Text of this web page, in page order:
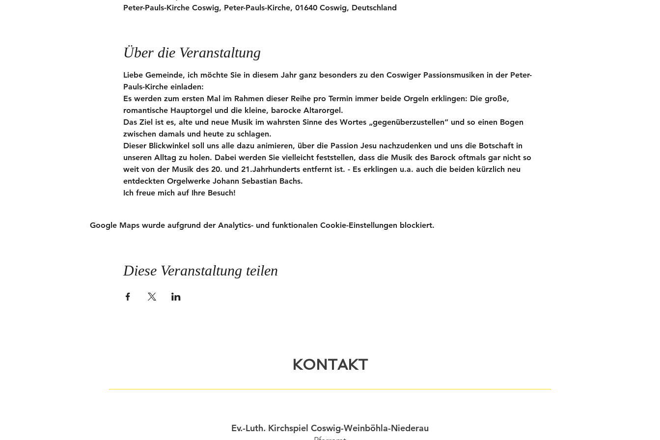
Peter-Pauls-Kirche Coswig, Peter-Pauls-Kirche, 01640 Coswig, Deutschland
Über die Veranstaltung
Liebe Gemeinde, ich möchte Sie in diesem Jahr ganz besonders zu den Coswiger Passionsmusiken in der Peter-
Pauls-Kirche einladen:
Es werden zum ersten Mal im Rahmen dieser Reihe pro Termin immer beide Orgeln erklingen: Die große,
romantische Hauptorgel und die kleine, barocke Altarorgel.
Das Ziel ist es, alte und neue Musik im wahrsten Sinne des Wortes „gegenüberzustellen“ und so einen Bogen
zwischen damals und heute zu schlagen.
Dieser Blickwinkel soll uns alle dazu animieren, über die Passion Jesu nachzudenken und uns die Botschaft in
unseren Alltag zu holen. Dabei werden Sie vielleicht feststellen, dass die Musik des Barock oftmals gar nicht so
weit von der Musik des 20. und 21.Jahrhunderts entfernt ist. - Es erklingen u.a. auch die beiden kürzlich neu
entdeckten Orgelwerke Johann Sebastian Bachs.
Ich freue mich auf Ihre Besuch!
Google Maps wurde aufgrund der Analytics- und funktionalen Cookie-Einstellungen blockiert.
Diese Veranstaltung teilen
KONTAKT
Ev.-Luth. Kirchspiel Coswig-Weinböhla-Niederau